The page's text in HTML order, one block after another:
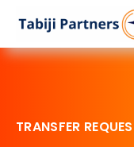
TRANSFER